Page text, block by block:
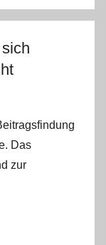
Das
zur